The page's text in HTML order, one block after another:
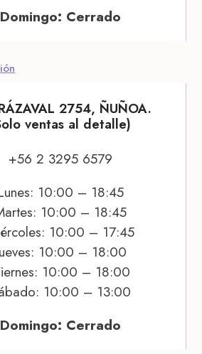
Domingo: Cerrado
2754, ÑUÑOA.
ventas al detalle)
+56 2 3295 6579
10:00 – 18:45
10:00 – 18:45
10:00 – 17:45
10:00 – 18:00
10:00 – 18:00
10:00 – 13:00
Domingo: Cerrado